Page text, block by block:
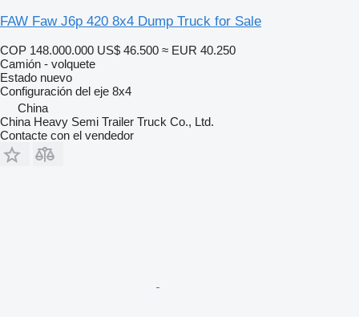
FAW Faw J6p 420 8x4 Dump Truck for Sale
COP 148.000.000 US$ 46.500 ≈ EUR 40.250
Camión - volquete
Estado nuevo
Configuración del eje 8x4
China
China Heavy Semi Trailer Truck Co., Ltd.
Contacte con el vendedor